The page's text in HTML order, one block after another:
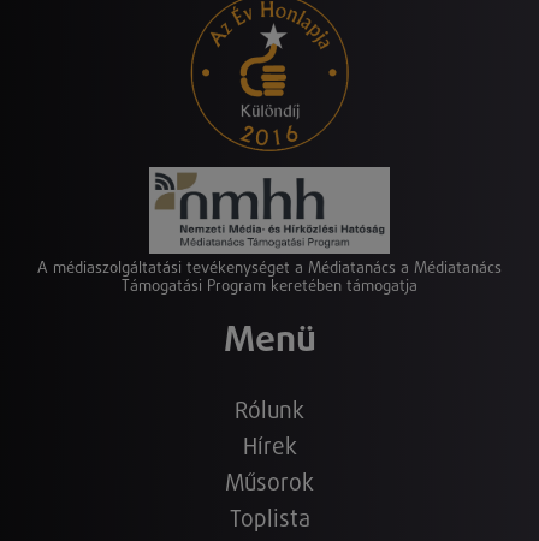
A médiaszolgáltatási tevékenységet a Médiatanács a Médiatanács
Támogatási Program keretében támogatja
Menü
Rólunk
Hírek
Műsorok
Toplista